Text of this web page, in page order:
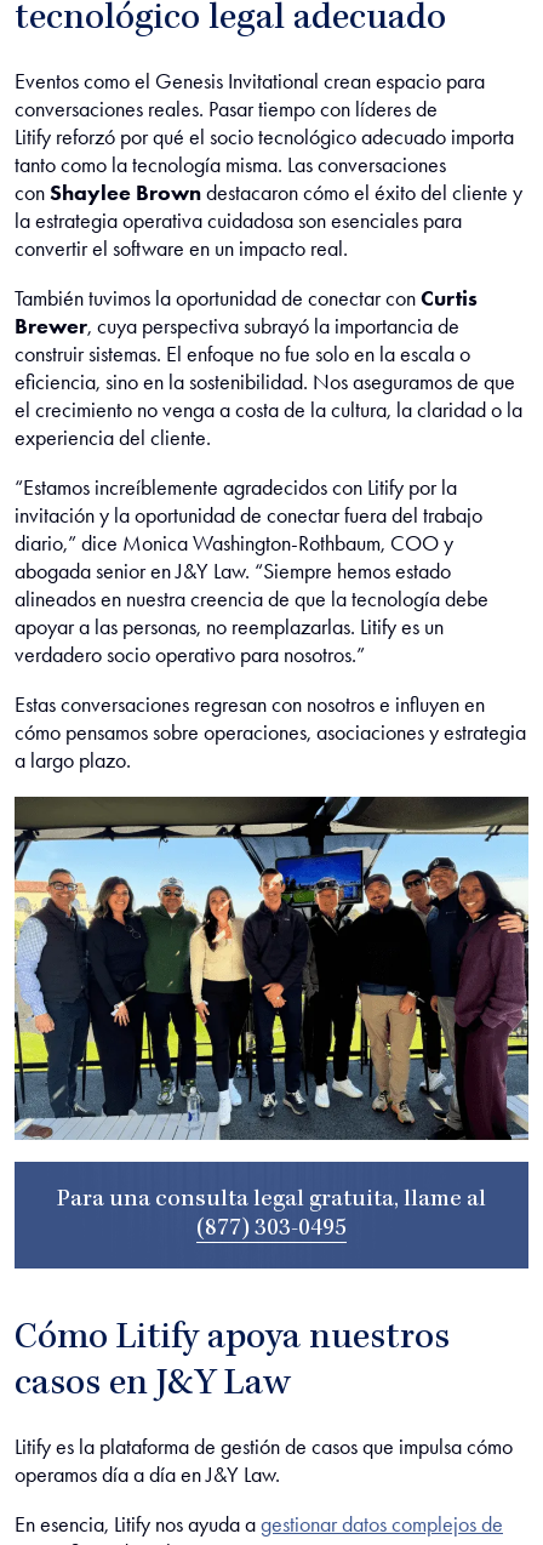
tecnológico legal adecuado
Eventos como el Genesis Invitational crean espacio para
conversaciones reales. Pasar tiempo con líderes de
Litify reforzó por qué el socio tecnológico adecuado importa
tanto como la tecnología misma. Las conversaciones
conShaylee Browndestacaron cómo el éxito del cliente y
la estrategia operativa cuidadosa son esenciales para
convertir el software en un impacto real.
También tuvimos la oportunidad de conectar conCurtis
Brewer, cuya perspectiva subrayó la importancia de
construir sistemas. El enfoque no fue solo en la escala o
eficiencia, sino en la sostenibilidad. Nos aseguramos de que
el crecimiento no venga a costa de la cultura, la claridad o la
experiencia del cliente.
“Estamos increíblemente agradecidos con Litify por la
invitación y la oportunidad de conectar fuera del trabajo
diario,” dice Monica Washington-Rothbaum, COO y
abogada senior en J&Y Law. “Siempre hemos estado
alineados en nuestra creencia de que la tecnología debe
apoyar a las personas, no reemplazarlas. Litify es un
verdadero socio operativo para nosotros.”
Estas conversaciones regresan con nosotros e influyen en
cómo pensamos sobre operaciones, asociaciones y estrategia
a largo plazo.
Para una consulta legal gratuita, llame al
(877) 303-0495
Cómo Litify apoya nuestros
casos en J&Y Law
Litify es la plataforma de gestión de casos que impulsa cómo
operamos día a día en J&Y Law.
En esencia, Litify nos ayuda agestionar datos complejos de